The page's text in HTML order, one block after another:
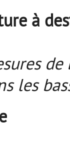
à
les